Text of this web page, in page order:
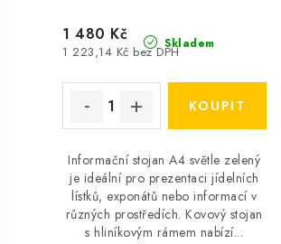
k
t
ů
Skladem
1 223,14 Kč bez DPH
1 480 Kč
Informační stojan A4 světle zelený
je ideální pro prezentaci jídelních
lístků, exponátů nebo informací v
různých prostředích. Kovový stojan
s hliníkovým rámem nabízí...